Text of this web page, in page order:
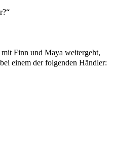
Finn und Maya weitergeht,
einem der folgenden Händler: